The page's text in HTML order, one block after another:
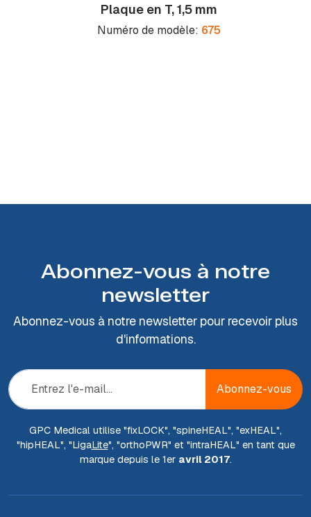
Plaque en T, 1,5 mm
Numéro de modèle: 675
Abonnez-vous à notre
newsletter
Abonnez-vous à notre newsletter pour recevoir plus
d'informations.
Abonnez-vous
GPC Medical utilise "fixLOCK", "spineHEAL", "exHEAL",
"hipHEAL", "LigaLite", "orthoPWR" et "intraHEAL" en tant que
marque depuis le 1er avril 2017.